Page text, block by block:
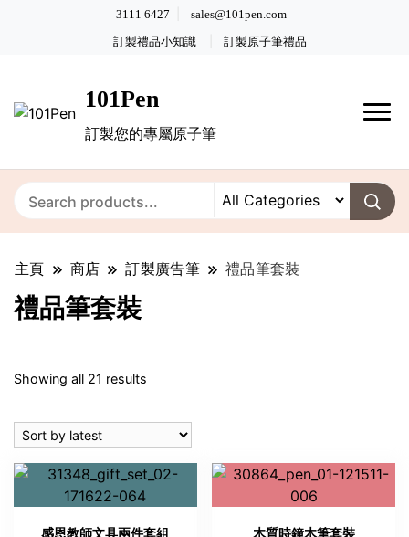
3111 6427 sales@101pen.com
訂製禮品小知識 訂製原子筆禮品
101Pen
訂製您的專屬原子筆
主頁 商店 訂製廣告筆 禮品筆套裝
禮品筆套裝
Showing all 21 results
latest
感恩教師文具兩件套組 木質時鐘木筆套裝